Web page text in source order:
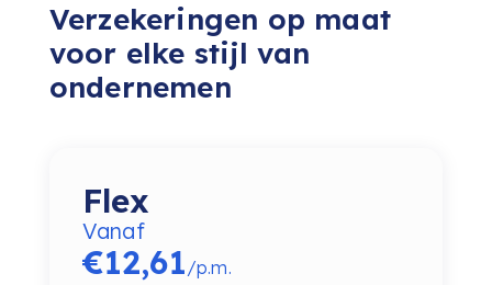
Verzekeringen op maat
voor elke stijl van
ondernemen
Flex
Vanaf
€12,61/p.m.